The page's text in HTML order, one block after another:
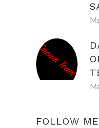
FOLLOW